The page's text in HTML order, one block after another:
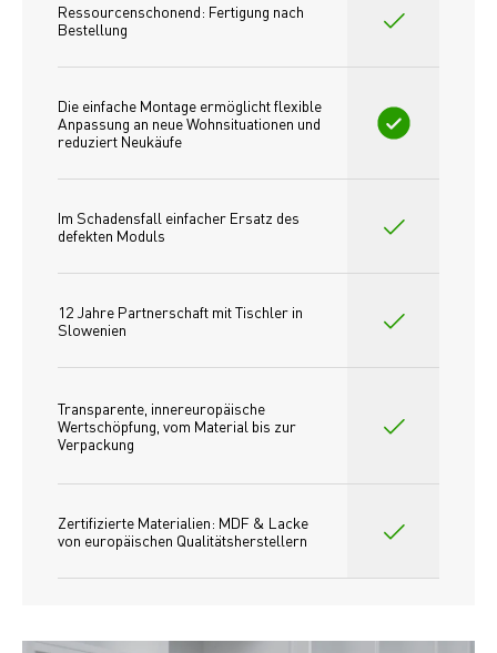
Ressourcenschonend: Fertigung nach
Bestellung
Die einfache Montage ermöglicht flexible
Anpassung an neue Wohnsituationen und
reduziert Neukäufe
Im Schadensfall einfacher Ersatz des
defekten Moduls
12 Jahre Partnerschaft mit Tischler in
Slowenien
Transparente, innereuropäische
Wertschöpfung, vom Material bis zur
Verpackung
Zertifizierte Materialien: MDF & Lacke
von europäischen Qualitätsherstellern